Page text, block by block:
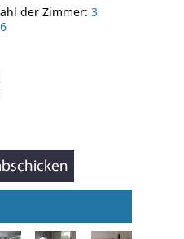
der Zimmer: 3
6